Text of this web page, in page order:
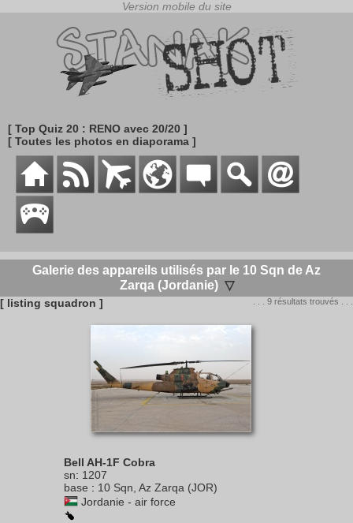
[ Top Quiz 20 : RENO avec 20/20 ]
[ Toutes les photos en diaporama ]
Galerie des appareils utilisés par le 10 Sqn de Az
Zarqa (Jordanie)▽
[ listing squadron ] . . . 9 résultats trouvés . . .
Bell AH-1F Cobra
sn: 1207
base : 10 Sqn, Az Zarqa (JOR)
Jordanie - air force